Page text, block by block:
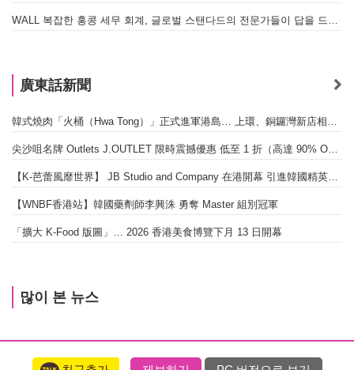
WALL 복잡한 홍콩 세무 회계, 글로벌 스탠다드의 전문가들이 답을 드립니다! - 법인설립, 회계, 감사
廣東話新聞
韓式燒肉「火桶（Hwa Tong）」正式進軍港島… 上環、銅鑼灣新店相繼開幕
尖沙咀名牌 Outlets J.OUTLET 限時震撼優惠 低至 1 折（高達 90% OFF）
【K-芭蕾風靡世界】 JB Studio and Company 在港開幕 引進韓國精英芭蕾教育系統
【WNBF香港站】韓國藥劑師李興洙 勇奪 Master 組別冠軍
「擴大 K-Food 版圖」… 2026 香港美食博覽下月 13 日開幕
많이 본 뉴스